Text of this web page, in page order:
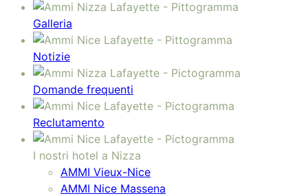
Galleria
Notizie
Domande frequenti
Reclutamento
I nostri hotel a Nizza
AMMI Vieux-Nice
AMMI Nice Massena